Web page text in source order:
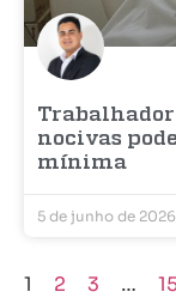
nocivas
mínima
5 de junho de 2026
1 2 3 …